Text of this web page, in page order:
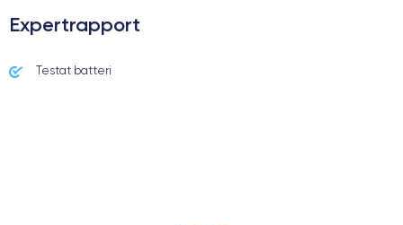
Expertrapport
Testat batteri